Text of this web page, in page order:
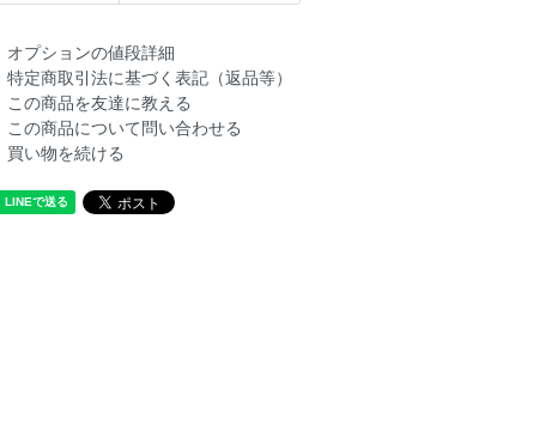
オプションの値段詳細
特定商取引法に基づく表記（返品等）
この商品を友達に教える
この商品について問い合わせる
買い物を続ける